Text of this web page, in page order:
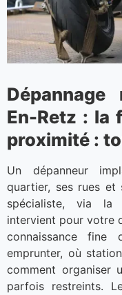
En-Retz : la
proximité :
Un dépanneur
quartier, ses rues et
spécialiste, via la
intervient pour votre
connaissance
emprunter, où
comment organiser
parfois restreints.